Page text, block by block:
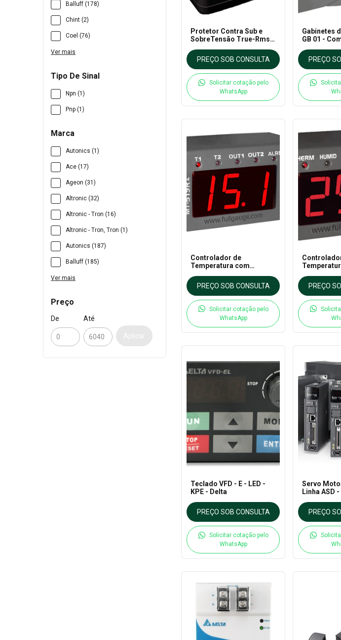
Balluff (178)
Chint (2)
Coel (76)
Ver mais
Tipo De Sinal
Npn (1)
Pnp (1)
Marca
Autonics (1)
Ace (17)
Ageon (31)
Altronic (32)
Altronic - Tron (16)
Altronic - Tron, Tron (1)
Autonics (187)
Balluff (185)
Ver mais
Preço
De Até
Aplicar
Protetor Contra Sub e
SobreTensão True-Rms
PREÇO SOB CONSULTA
Solicitar cotação pelo
WhatsApp
Gabinetes
GB 01 -
PREÇO
Controlador de
Temperatura com
Independente MT519Ri-
Full Gauge
PREÇO SOB CONSULTA
Solicitar cotação pelo
WhatsApp
PREÇO
Teclado VFD - E - LED -
KPE - Delta
PREÇO SOB CONSULTA
Solicitar cotação pelo
WhatsApp
Servo
Linha ASD
PREÇO